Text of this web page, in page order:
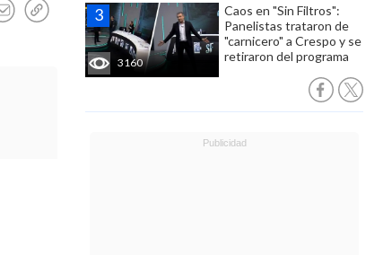
3160
Caos en "Sin Filtros":
Panelistas trataron de
"carnicero" a Crespo y se
retiraron del programa